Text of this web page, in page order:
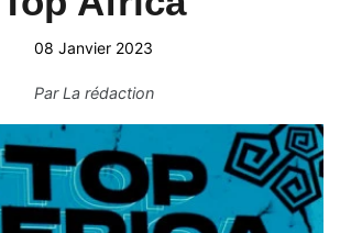
08 Janvier 2023
ParLa rédaction